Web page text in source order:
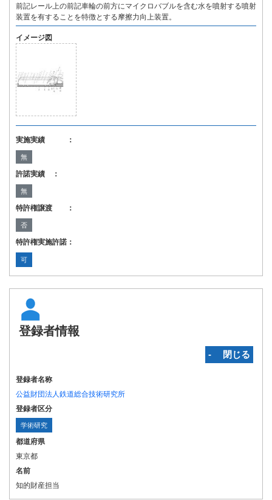
前記レール上の前記車輪の前方にマイクロバブルを含む水を噴射する噴射
装置を有することを特徴とする摩擦力向上装置。
イメージ図
実施実績 ：
無
許諾実績 ：
無
特許権譲渡 ：
否
特許権実施許諾：
可
登録者情報
‐ 閉じる
登録者名称
公益財団法人鉄道総合技術研究所
登録者区分
学術研究
都道府県
東京都
名前
知的財産担当